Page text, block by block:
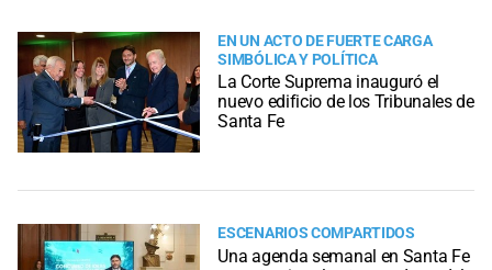
EN UN ACTO DE FUERTE CARGA
SIMBÓLICA Y POLÍTICA
La Corte Suprema inauguró el
nuevo edificio de los Tribunales de
Santa Fe
ESCENARIOS COMPARTIDOS
Una agenda semanal en Santa Fe